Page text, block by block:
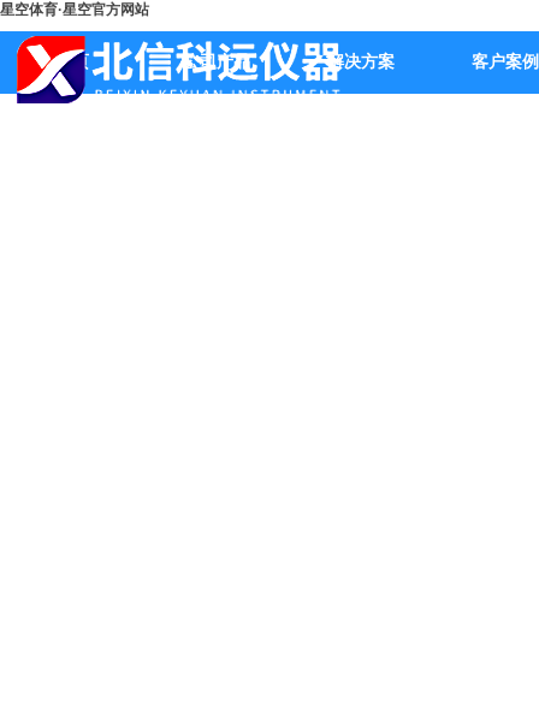
星空体育·星空官方网站
首页 公司产品 解决方案 客户案例